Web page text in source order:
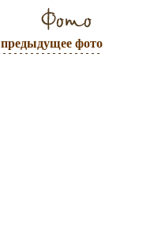
предыдущее фото